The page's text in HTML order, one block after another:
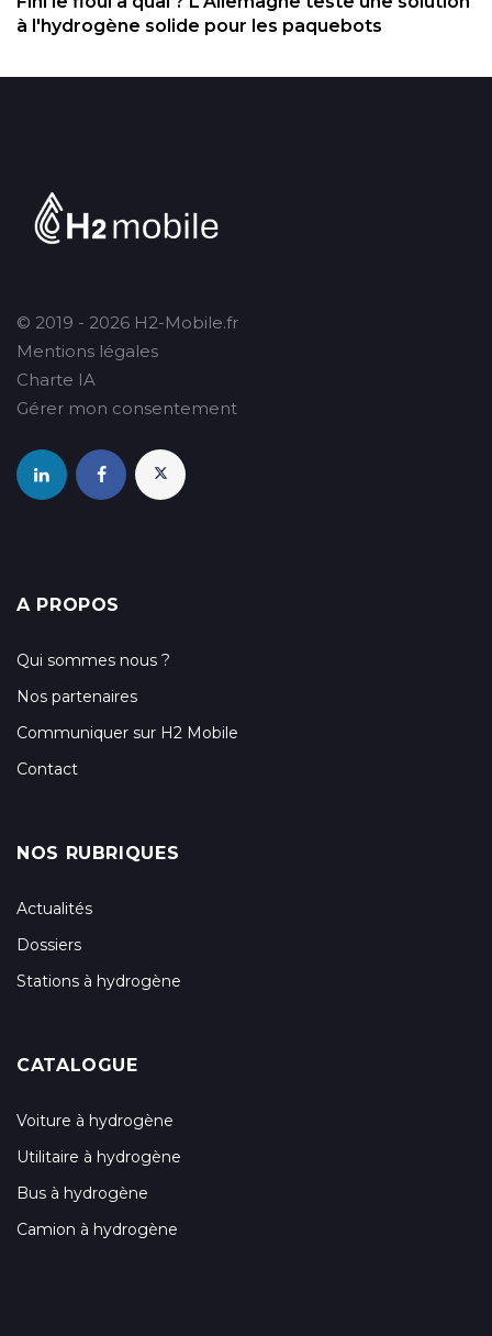
à l'hydrogène solide pour les paquebots
© 2019 - 2026 H2-Mobile.fr
Mentions légales
Charte IA
Gérer mon consentement
A PROPOS
Qui sommes nous ?
Nos partenaires
Communiquer sur H2 Mobile
Contact
NOS RUBRIQUES
Actualités
Dossiers
Stations à hydrogène
CATALOGUE
Voiture à hydrogène
Utilitaire à hydrogène
Bus à hydrogène
Camion à hydrogène